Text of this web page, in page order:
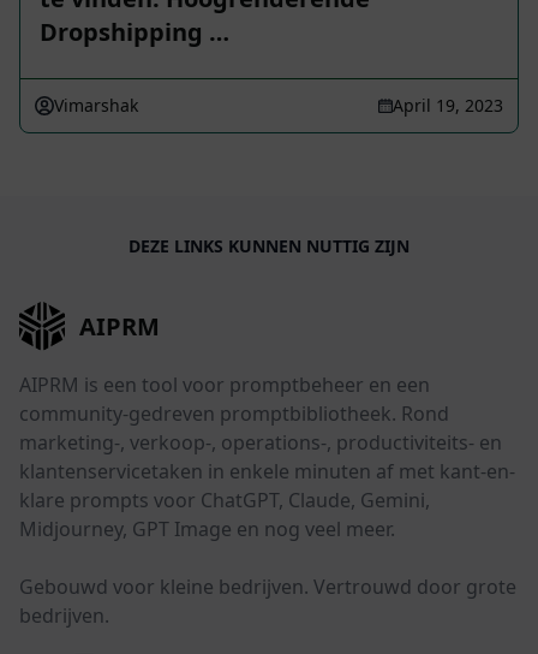
Dropshipping …
Vimarshak April 19, 2023
DEZE LINKS KUNNEN NUTTIG ZIJN
AIPRM
AIPRM is een tool voor promptbeheer en een
community-gedreven promptbibliotheek. Rond
marketing-, verkoop-, operations-, productiviteits- en
klantenservicetaken in enkele minuten af met kant-en-
klare prompts voor ChatGPT, Claude, Gemini,
Midjourney, GPT Image en nog veel meer.
Gebouwd voor kleine bedrijven. Vertrouwd door grote
bedrijven.